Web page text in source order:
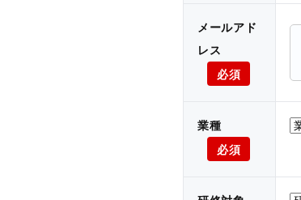
メールアド
レス
必須
業種
必須